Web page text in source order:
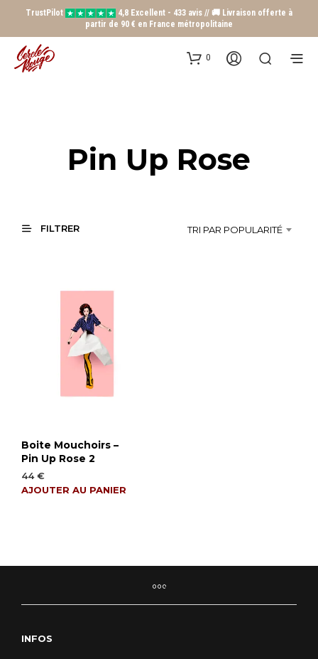
TrustPilot
4,8 Excellent - 433 avis // 🚚 Livraison offerte à
partir de 90 € en France métropolitaine
0
Pin Up Rose
FILTRER TRI PAR POPULARITÉ
Boite Mouchoirs –
Pin Up Rose 2
44€
AJOUTER AU PANIER
INFOS